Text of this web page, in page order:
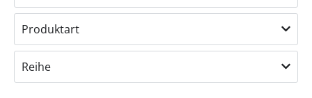
Produktart
Reihe